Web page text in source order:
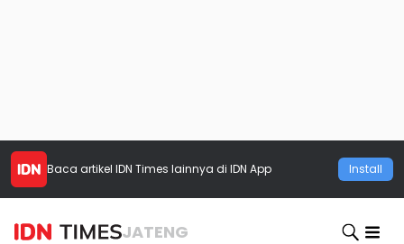
Baca artikel IDN Times lainnya di IDN App Install
JATENG